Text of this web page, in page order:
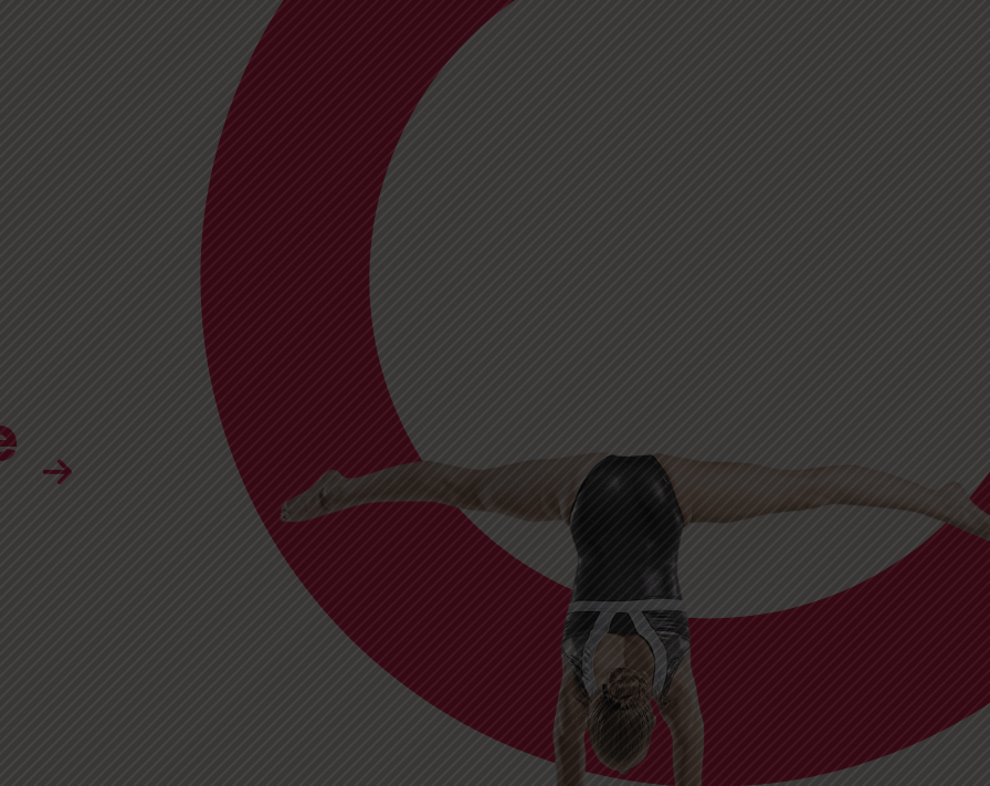
Tumbling / Trampoline
View Gymnastique
Gymnastique acrobatique